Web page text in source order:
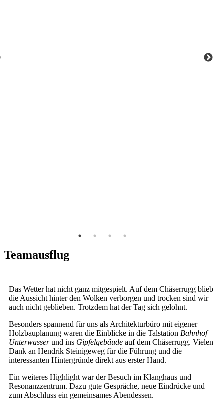
Teamausflug
Das Wetter hat nicht ganz mitgespielt. Auf dem Chäserrugg blieb
die Aussicht hinter den Wolken verborgen und trocken sind wir
auch nicht geblieben. Trotzdem hat der Tag sich gelohnt.
Besonders spannend für uns als Architekturbüro mit eigener
Holzbauplanung waren die Einblicke in die Talstation Bahnhof
Unterwasserund ins Gipfelgebäude auf dem Chäserrugg. Vielen
Dank an Hendrik Steinigeweg für die Führung und die
interessanten Hintergründe direkt aus erster Hand.
Ein weiteres Highlight war der Besuch im Klanghaus und
Resonanzzentrum. Dazu gute Gespräche, neue Eindrücke und
zum Abschluss ein gemeinsames Abendessen.